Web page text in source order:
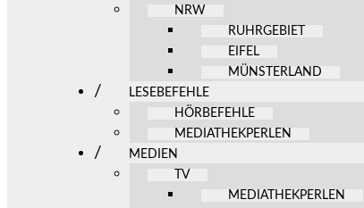
NRW
RUHRGEBIET
EIFEL
MÜNSTERLAND
LESEBEFEHLE
HÖRBEFEHLE
MEDIATHEKPERLEN
MEDIEN
TV
MEDIATHEKPERLEN